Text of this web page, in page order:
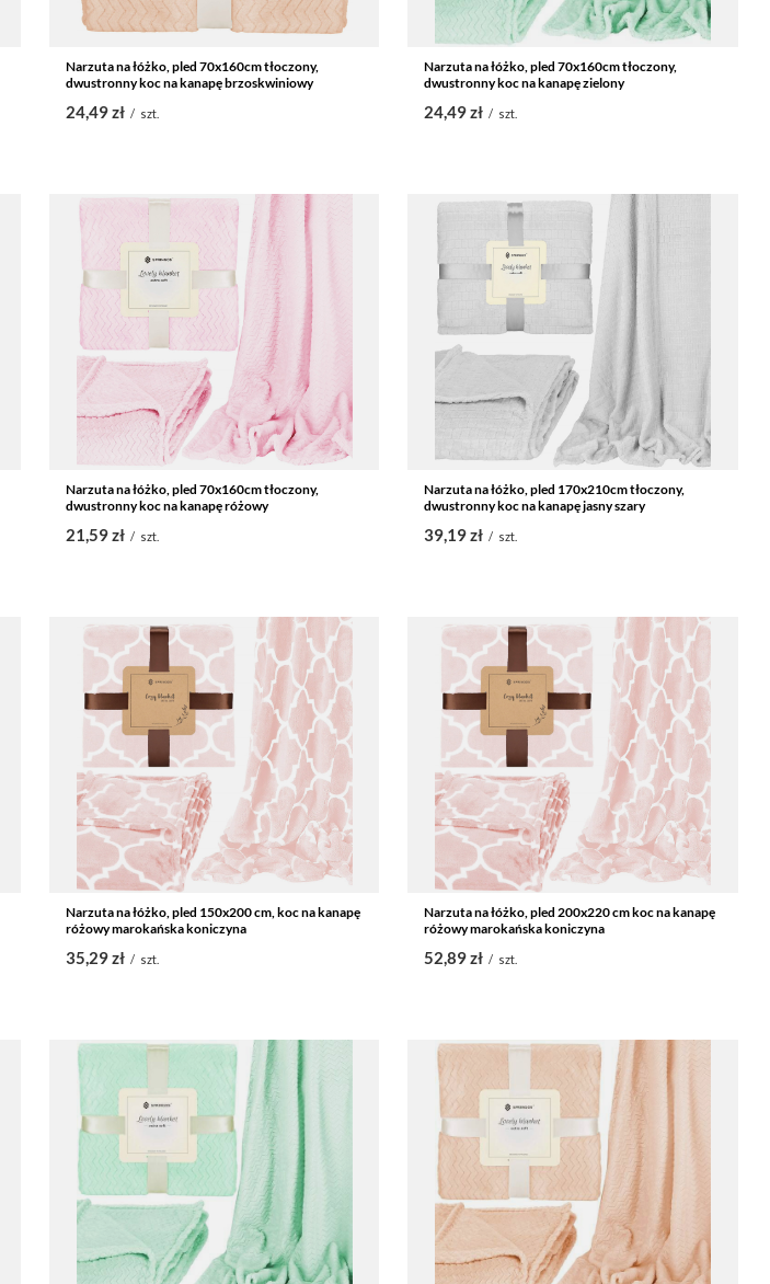
Narzuta na łóżko, pled 70x160cm tłoczony,
dwustronny koc na kanapę brzoskwiniowy
24,49 zł / szt.
Narzuta na łóżko, pled 70x160cm tłoczony,
dwustronny koc na kanapę zielony
24,49 zł / szt.
Narzuta na łóżko, pled 70x160cm tłoczony,
dwustronny koc na kanapę różowy
21,59 zł / szt.
Narzuta na łóżko, pled 170x210cm tłoczony,
dwustronny koc na kanapę jasny szary
39,19 zł / szt.
Narzuta na łóżko, pled 150x200 cm, koc na kanapę
różowy marokańska koniczyna
35,29 zł / szt.
Narzuta na łóżko, pled 200x220 cm koc na kanapę
różowy marokańska koniczyna
52,89 zł / szt.